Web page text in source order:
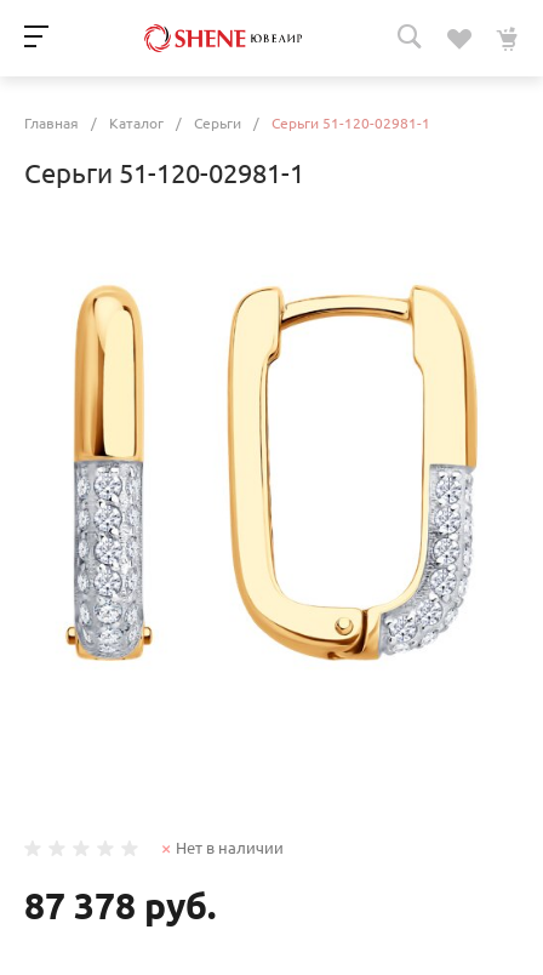
Главная / Каталог / Серьги / Серьги 51-120-02981-1
Серьги 51-120-02981-1
Нет в наличии
87 378 руб.